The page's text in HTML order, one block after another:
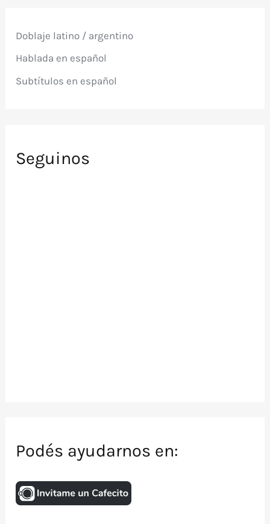
o
:
Doblaje latino / argentino
Hablada en español
Subtítulos en español
Seguinos
Podés ayudarnos en: